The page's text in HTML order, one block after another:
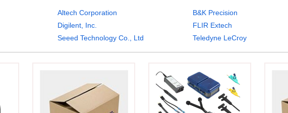
Altech Corporation B&K Precision
Digilent, Inc. FLIR Extech
Seeed Technology Co., Ltd Teledyne LeCroy